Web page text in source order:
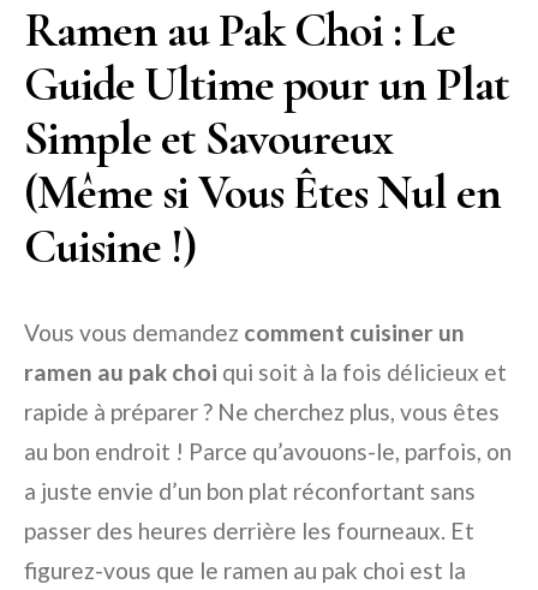
Ramen au Pak Choi : Le
Guide Ultime pour un Plat
Simple et Savoureux
(Même si Vous Êtes Nul en
Cuisine !)
Vous vous demandez comment cuisiner un
ramen au pak choi qui soit à la fois délicieux et
rapide à préparer ? Ne cherchez plus, vous êtes
au bon endroit ! Parce qu’avouons-le, parfois, on
a juste envie d’un bon plat réconfortant sans
passer des heures derrière les fourneaux. Et
figurez-vous que le ramen au pak choi est la